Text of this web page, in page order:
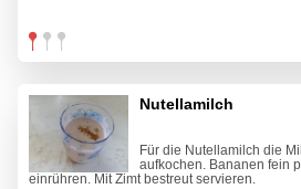
Nutellamilch
Für die Nutellamilch die
aufkochen. Bananen fein
einrühren. Mit Zimt bestreut servieren.